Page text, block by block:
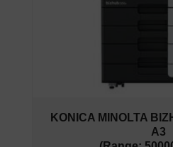
KONICA MINOLTA
A3